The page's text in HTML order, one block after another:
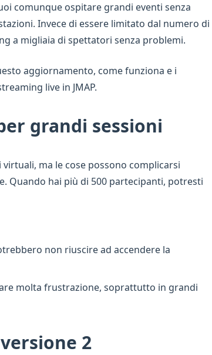
comunque ospitare grandi eventi senza
Invece di essere limitato dal numero di
a migliaia di spettatori senza problemi.
aggiornamento, come funziona e i
live in JMAP.
grandi sessioni
ma le cose possono complicarsi
Quando hai più di 500 partecipanti, potresti
non riuscire ad accendere la
molta frustrazione, soprattutto in grandi
2